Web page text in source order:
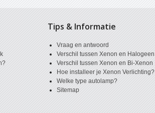
Tips & Informatie
Vraag en antwoord
Verschil tussen Xenon en Halogeen
Verschil tussen Xenon en Bi-Xenon
Hoe installeer je Xenon Verlichting?
Welke type autolamp?
Sitemap